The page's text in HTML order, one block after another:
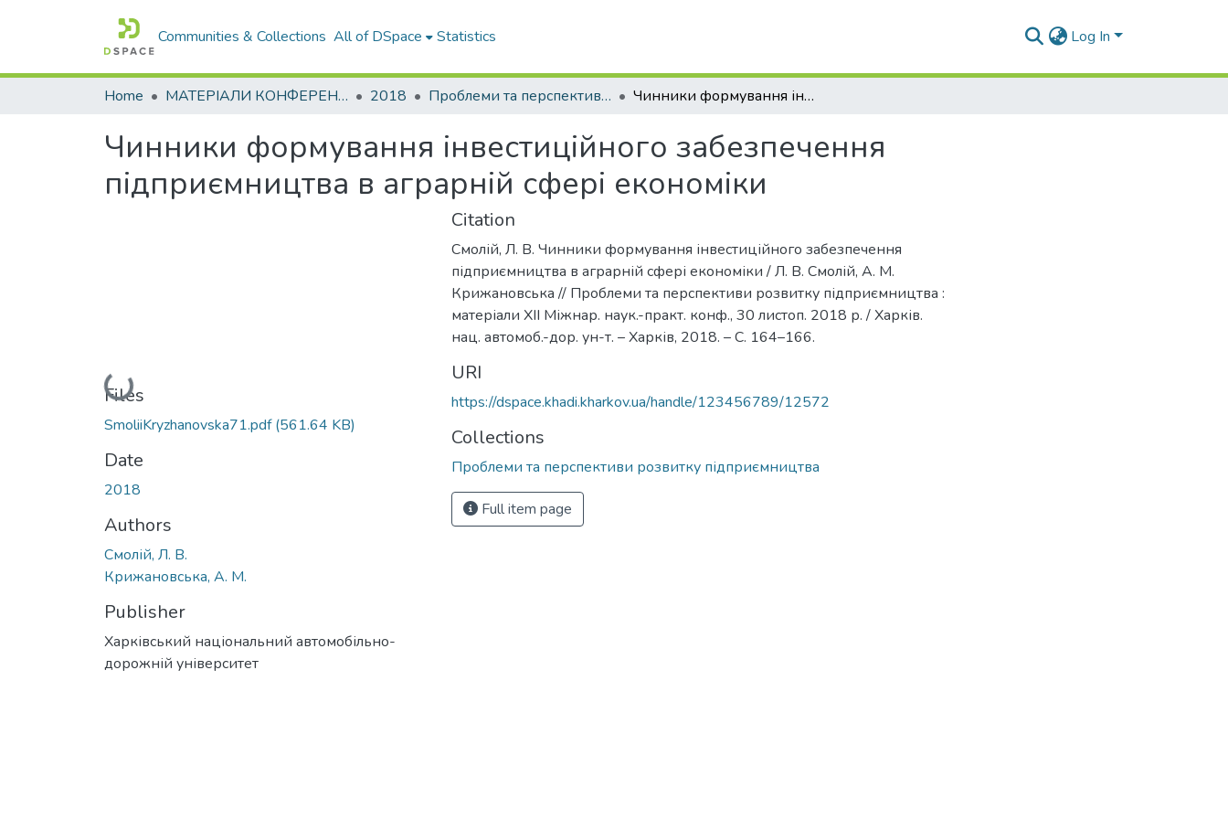
Communities & Collections All of DSpace Statistics Log In
Home МАТЕРІАЛИ КОНФЕРЕНЦІЙ 2018 Проблеми та перспективи розвитку підприємництва Чинники формування інвестиційного забезпечення підприємництва в аграрній сфері економіки
Чинники формування інвестиційного забезпечення
підприємництва в аграрній сфері економіки
Loading...
Files
SmoliiKryzhanovska71.pdf(561.64 KB)
Date
2018
Authors
Смолій, Л. В.
Крижановська, А. М.
Publisher
Харківський національний автомобільно-
дорожній університет
Citation
Смолій, Л. В. Чинники формування інвестиційного забезпечення
підприємництва в аграрній сфері економіки / Л. В. Смолій, А. М.
Крижановська // Проблеми та перспективи розвитку підприємництва :
матеріали XII Міжнар. наук.-практ. конф., 30 листоп. 2018 р. / Харків.
нац. автомоб.-дор. ун-т. – Харків, 2018. – С. 164–166.
URI
https://dspace.khadi.kharkov.ua/handle/123456789/12572
Collections
Проблеми та перспективи розвитку підприємництва
Full item page